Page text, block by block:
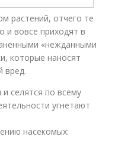
растений, отчего те
и вовсе приходят в
«нежданными
которые наносят
вред.
селятся по всему
угнетают
насекомых: